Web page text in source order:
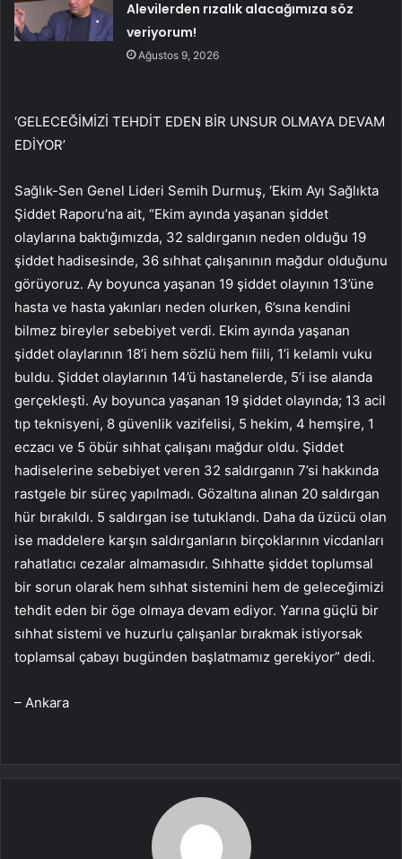
Alevilerden rızalık alacağımıza söz
veriyorum!
Ağustos 9, 2026
‘GELECEĞİMİZİ TEHDİT EDEN BİR UNSUR OLMAYA DEVAM
EDİYOR’
Sağlık-Sen Genel Lideri Semih Durmuş, ‘Ekim Ayı Sağlıkta
Şiddet Raporu’na ait, “Ekim ayında yaşanan şiddet
olaylarına baktığımızda, 32 saldırganın neden olduğu 19
şiddet hadisesinde, 36 sıhhat çalışanının mağdur olduğunu
görüyoruz. Ay boyunca yaşanan 19 şiddet olayının 13’üne
hasta ve hasta yakınları neden olurken, 6’sına kendini
bilmez bireyler sebebiyet verdi. Ekim ayında yaşanan
şiddet olaylarının 18’i hem sözlü hem fiili, 1’i kelamlı vuku
buldu. Şiddet olaylarının 14’ü hastanelerde, 5’i ise alanda
gerçekleşti. Ay boyunca yaşanan 19 şiddet olayında; 13 acil
tıp teknisyeni, 8 güvenlik vazifelisi, 5 hekim, 4 hemşire, 1
eczacı ve 5 öbür sıhhat çalışanı mağdur oldu. Şiddet
hadiselerine sebebiyet veren 32 saldırganın 7’si hakkında
rastgele bir süreç yapılmadı. Gözaltına alınan 20 saldırgan
hür bırakıldı. 5 saldırgan ise tutuklandı. Daha da üzücü olan
ise maddelere karşın saldırganların birçoklarının vicdanları
rahatlatıcı cezalar almamasıdır. Sıhhatte şiddet toplumsal
bir sorun olarak hem sıhhat sistemini hem de geleceğimizi
tehdit eden bir öge olmaya devam ediyor. Yarına güçlü bir
sıhhat sistemi ve huzurlu çalışanlar bırakmak istiyorsak
toplamsal çabayı bugünden başlatmamız gerekiyor” dedi.
– Ankara